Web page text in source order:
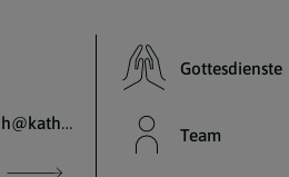
pfarrverband.goellersbach@katholischekirche.at
Gottesdienste
Team